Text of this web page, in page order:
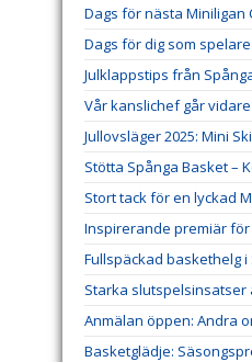
Dags för nästa Miniligan
Dags för dig som
Julklappstips från
Vår kanslichef går
Jullovsläger 2025: Mini
Stötta Spånga Basket –
Stort tack för en lyckad
Inspirerande premiär för
Fullspäckad baskethelg
Starka slutspelsinsatser
Anmälan öppen: Andra
Basketglädje: